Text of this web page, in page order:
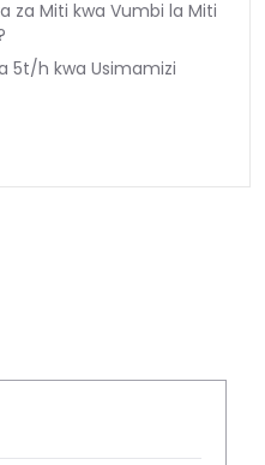
za Miti kwa Vumbi la Miti
5t/h kwa Usimamizi